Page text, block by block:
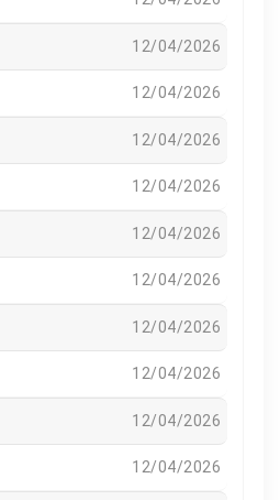
12/04/2026
12/04/2026
12/04/2026
12/04/2026
12/04/2026
12/04/2026
12/04/2026
12/04/2026
12/04/2026
12/04/2026